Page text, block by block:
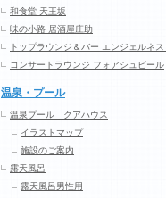
和食堂 天王坂
味の小路 居酒屋庄助
トップラウンジ＆バー エンジェルネス
コンサートラウンジ フォアシュピール
温泉・プール
温泉プール クアハウス
イラストマップ
施設のご案内
露天風呂
露天風呂男性用